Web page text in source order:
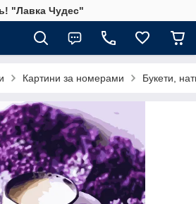
"Лавка Чудес"
Картини за номерами Букети,